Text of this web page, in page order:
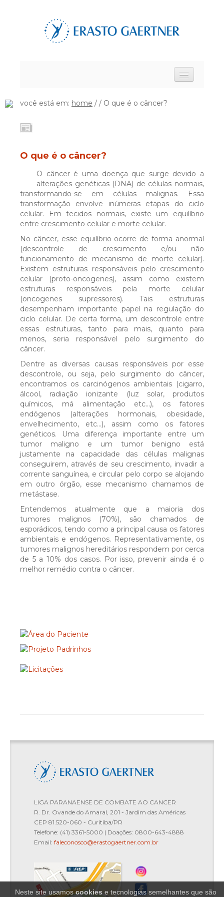
HOME
FALE CONOSCO
TRABALHE CONOSCO
INTRANET
INSTITUCIONAL
Histórico
Organograma
Conselho de Administração
Diretoria e Gerências
Erasto Gaertner em números
Propósito, Visão e Princípios
Portal dos Conselheiros
Portal dos Sócios
PUBLICAÇÕES
Relatório de Sustentabilidade
A Lembrança do Sabor: Um livro de receitas
Protocolo do Serviço de
Ginecologia/Mastologia
Política de Gestão de Propriedade
Cartilha Segurança do Paciente - Para
você está em: home / / O que é o câncer?
O que é o câncer?
O câncer é uma doença que surge devido a
alterações genéticas (DNA) de células normais,
transformando-se em células malignas. Essa
transformação envolve inúmeras etapas do ciclo
celular. Em tecidos normais, existe um equilíbrio
entre crescimento celular e morte celular.
No câncer, esse equilíbrio ocorre de forma anormal
(descontrole de crescimento e/ou não
funcionamento de mecanismo de morte celular).
Existem estruturas responsáveis pelo crescimento
celular (proto-oncogenes), assim como existem
estruturas responsáveis pela morte celular
(oncogenes supressores). Tais estruturas
desempenham importante papel na regulação do
ciclo celular. De certa forma, um descontrole entre
essas estruturas, tanto para mais, quanto para
menos, seria responsável pelo surgimento do
câncer.
Dentre as diversas causas responsáveis por esse
descontrole, ou seja, pelo surgimento do câncer,
encontramos os carcinógenos ambientais (cigarro,
álcool, radiação ionizante (luz solar, produtos
químicos, má alimentação etc...), os fatores
endógenos (alterações hormonais, obesidade,
envelhecimento, etc...), assim como os fatores
genéticos. Uma diferença importante entre um
tumor maligno e um tumor benigno está
justamente na capacidade das células malignas
conseguirem, através de seu crescimento, invadir a
corrente sanguínea, e circular pelo corpo se alojando
em outro órgão, esse mecanismo chamamos de
metástase.
Entendemos atualmente que a maioria dos
tumores malignos (70%), são chamados de
esporádicos, tendo como a principal causa os fatores
ambientais e endógenos. Representativamente, os
tumores malignos hereditários respondem por cerca
de 5 a 10% dos casos. Por isso, prevenir ainda é o
melhor remédio contra o câncer.
LIGA PARANAENSE DE COMBATE AO CANCER
R. Dr. Ovande do Amaral, 201 - Jardim das Américas
CEP 81.520-060 - Curitiba/PR
Telefone: (41) 3361-5000 | Doações: 0800-643-4888
Email: faleconosco@erastogaertner.com.br
Neste site usamos cookies e tecnologias semelhantes que são